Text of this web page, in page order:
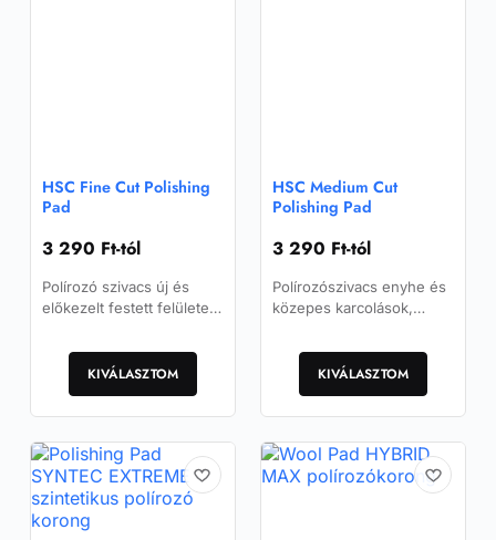
HSC Fine Cut Polishing
Pad
3 290 Ft-tól
Polírozó szivacs új és
előkezelt festett felületek
munkálataihoz. Nagyon
szép felületet és magas
fényű eredményt…
KIVÁLASZTOM
Ennek
terméknek
több
variációja
van.
A
változatok
a
HSC Medium Cut
Polishing Pad
3 290 Ft-tól
Polírozószivacs enyhe és
közepes karcolások,
eltávolítására enyhén
időjárásnak kitett vagy új
fényezett felületeken.
KIVÁLASZTOM
Ennek
terméknek
több
variációja
van.
A